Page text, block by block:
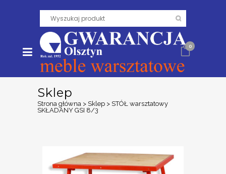
0
Sklep
Strona główna > Sklep > STÓŁ warsztatowy
SKŁADANY GSI 8/3